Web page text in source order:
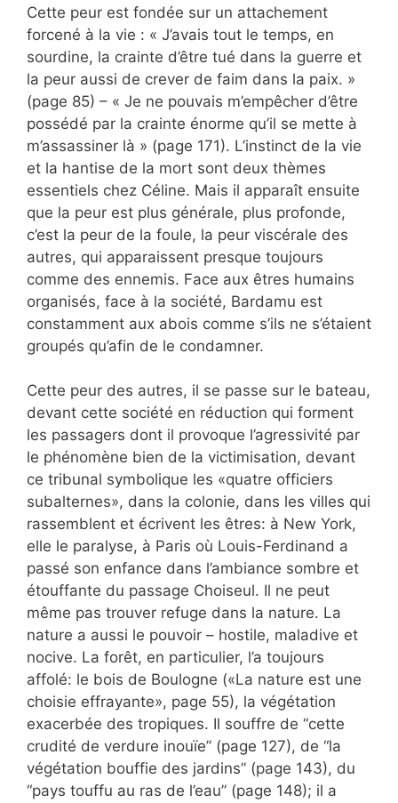
Cette peur est fondée sur un attachement
forcené à la vie : « J’avais tout le temps, en
sourdine, la crainte d’être tué dans la guerre et
la peur aussi de crever de faim dans la paix. »
(page 85) – « Je ne pouvais m’empêcher d’être
possédé par la crainte énorme qu’il se mette à
m’assassiner là » (page 171). L’instinct de la vie
et la hantise de la mort sont deux thèmes
essentiels chez Céline. Mais il apparaît ensuite
que la peur est plus générale, plus profonde,
c’est la peur de la foule, la peur viscérale des
autres, qui apparaissent presque toujours
comme des ennemis. Face aux êtres humains
organisés, face à la société, Bardamu est
constamment aux abois comme s’ils ne s’étaient
groupés qu’afin de le condamner.
Cette peur des autres, il se passe sur le bateau,
devant cette société en réduction qui forment
les passagers dont il provoque l’agressivité par
le phénomène bien de la victimisation, devant
ce tribunal symbolique les «quatre officiers
subalternes», dans la colonie, dans les villes qui
rassemblent et écrivent les êtres: à New York,
elle le paralyse, à Paris où Louis-Ferdinand a
passé son enfance dans l’ambiance sombre et
étouffante du passage Choiseul. Il ne peut
même pas trouver refuge dans la nature. La
nature a aussi le pouvoir – hostile, maladive et
nocive. La forêt, en particulier, l’a toujours
affolé: le bois de Boulogne («La nature est une
choisie effrayante», page 55), la végétation
exacerbée des tropiques. Il souffre de “cette
crudité de verdure inouïe” (page 127), de “la
végétation bouffie des jardins” (page 143), du
“pays touffu au ras de l’eau” (page 148); il a